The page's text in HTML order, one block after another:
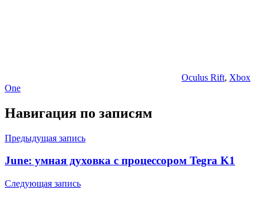
Oculus Rift, Xbox
One
Навигация по записям
Предыдущая запись
June: умная духовка с процессором Tegra K1
Следующая запись